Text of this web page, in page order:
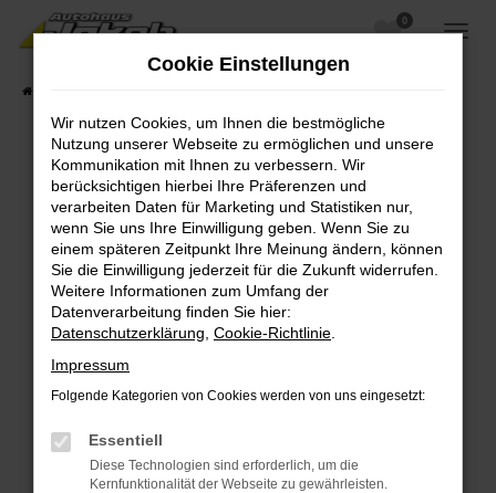
Zum
Hauptinhalt
0
Fehler: Network Error
Beim Laden ist ein Fehler aufgetreten.
Hier sind ein paar Tipps, die dir helfen können:
Überprüfe deine Firewall und deine
Internetverbindung.
Laden andere Webseiten, zum Beispiel deine
Suchmaschine?
Prüfe deine Browsererweiterungen.
Manche Erweiterungen, wie Werbeblocker,
können das Laden bestimmter Seiten
verhindern. Funktioniert die Seite in einem
Cookie Einstellungen
Wir nutzen Cookies, um Ihnen die bestmögliche
Nutzung unserer Webseite zu ermöglichen und unsere
Kommunikation mit Ihnen zu verbessern. Wir
berücksichtigen hierbei Ihre Präferenzen und
verarbeiten Daten für Marketing und Statistiken nur,
wenn Sie uns Ihre Einwilligung geben. Wenn Sie zu
einem späteren Zeitpunkt Ihre Meinung ändern, können
Sie die Einwilligung jederzeit für die Zukunft widerrufen.
Weitere Informationen zum Umfang der
Datenverarbeitung finden Sie hier:
Datenschutzerklärung Cookie-Richtlinie
Impressum
Folgende Kategorien von Cookies werden von uns eingesetzt:
Essentiell
Diese Technologien sind erforderlich, um die
Kernfunktionalität der Webseite zu gewährleisten.